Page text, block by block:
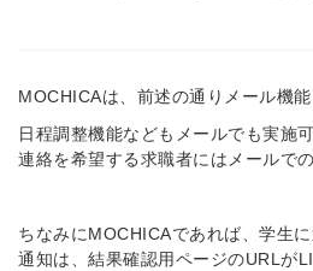
MOCHICAは、前述の通りメール機能
日程調整機能などもメールでも実施
連絡を希望する求職者にはメールで
ちなみにMOCHICAであれば、学生
通知は、結果確認用ページのURLが